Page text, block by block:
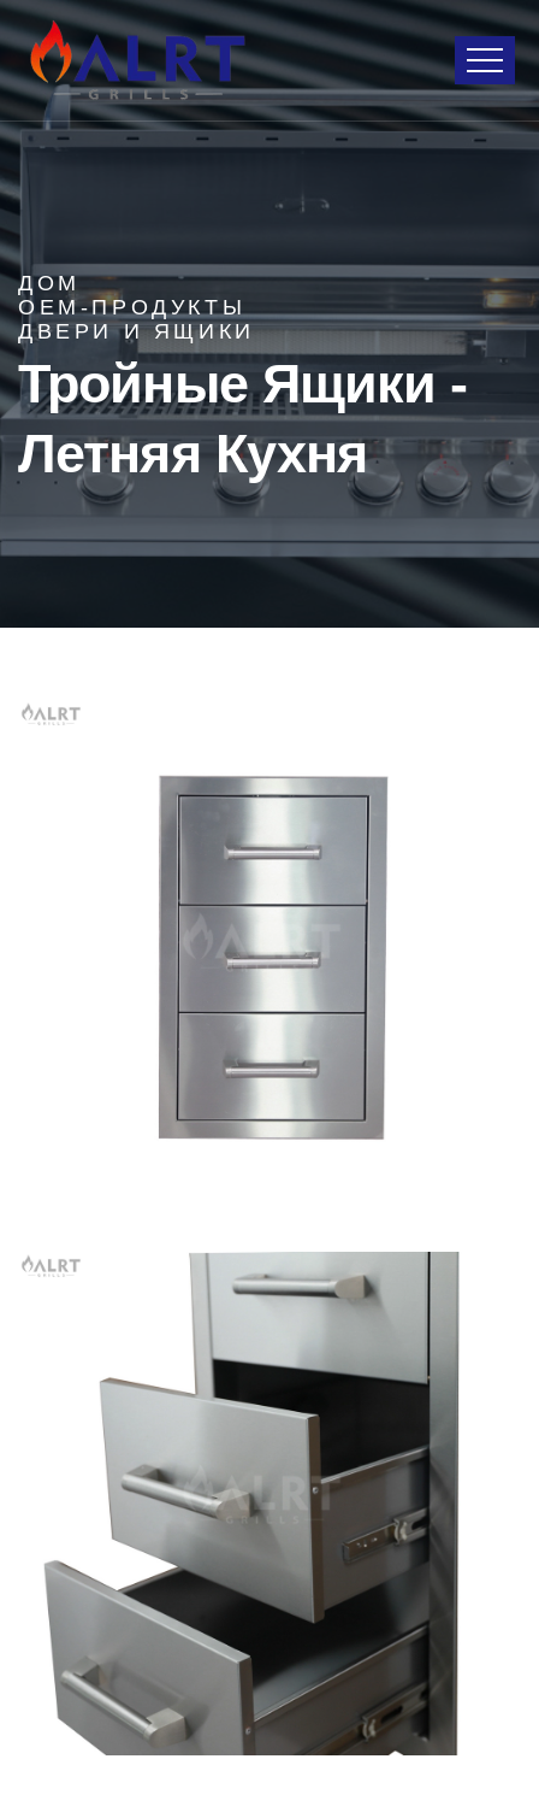
ДОМ
OEM-ПРОДУКТЫ
ДВЕРИ И ЯЩИКИ
Тройные Ящики -
Летняя Кухня